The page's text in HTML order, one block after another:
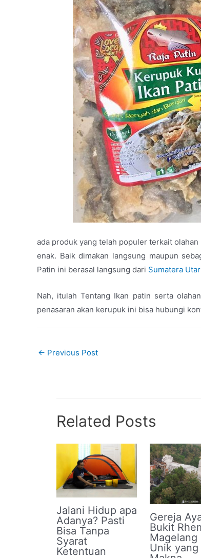
ada produk yang telah populer terkait
enak. Baik dimakan langsung maupun
Patin ini berasal langsung dari Sumatera
Nah, itulah Tentang Ikan patin serta
penasaran akan kerupuk ini bisa hubungi
← Previous Post
Related Posts
Jalani Hidup apa
Adanya? Pasti
Bisa Tanpa
Syarat
Ketentuan
Gereja
Bukit
Magelang
Unik yang